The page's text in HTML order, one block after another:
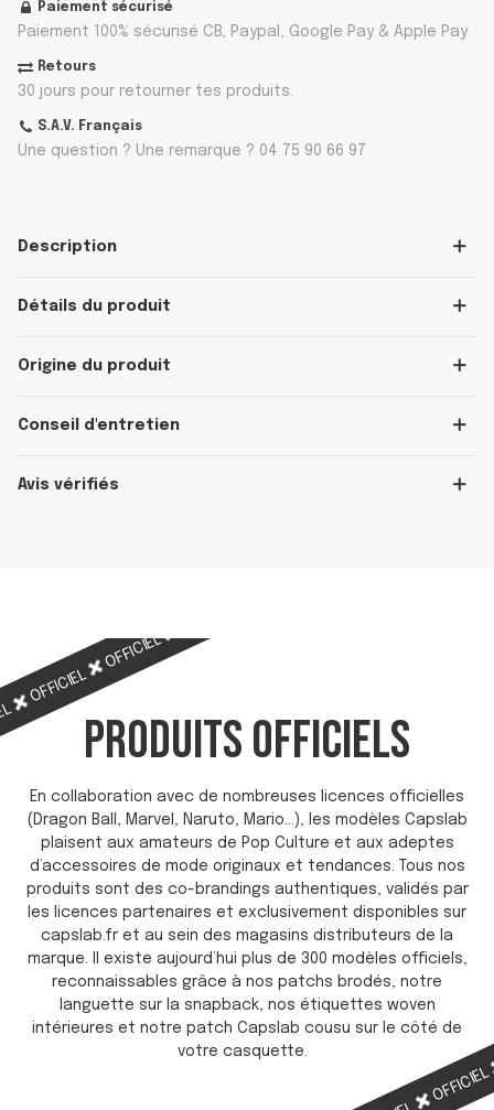
Paiement sécurisé
Paiement 100% sécurisé CB, Paypal, Google Pay & Apple Pay
Retours
30 jours pour retourner tes produits.
S.A.V. Français
Une question ? Une remarque ? 04 75 90 66 97
Description
Détails du produit
Origine du produit
Conseil d'entretien
Avis vérifiés
OFFICIEL
OFFICIEL
OFFICIEL
PRODUITS OFFICIELS
En collaboration avec de nombreuses licences officielles
(Dragon Ball, Marvel, Naruto, Mario…), les modèles Capslab
plaisent aux amateurs de Pop Culture et aux adeptes
d’accessoires de mode originaux et tendances. Tous nos
produits sont des co-brandings authentiques, validés par
les licences partenaires et exclusivement disponibles sur
capslab.fr et au sein des magasins distributeurs de la
marque. Il existe aujourd’hui plus de 300 modèles officiels,
reconnaissables grâce à nos patchs brodés, notre
languette sur la snapback, nos étiquettes woven
intérieures et notre patch Capslab cousu sur le côté de
votre casquette.